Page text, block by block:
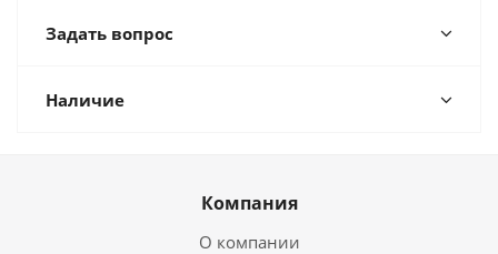
Задать вопрос
Наличие
Компания
О компании